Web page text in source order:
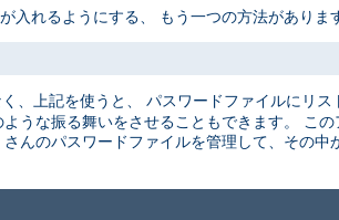
入れるようにする、 もう一つの方法があり
、上記を使うと、 パスワードファイルにリ
うな振る舞いをさせることもできます。 こ
んのパスワードファイルを管理して、その中